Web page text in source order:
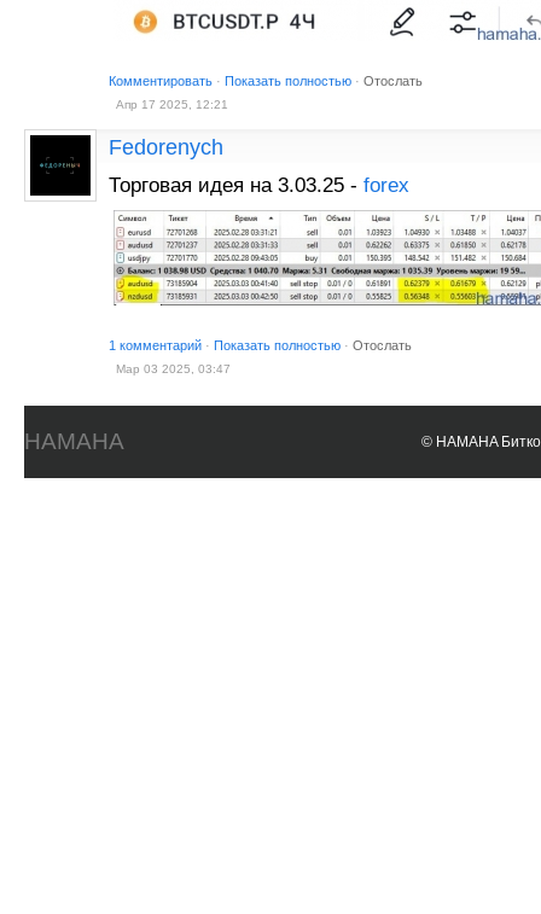
Комментировать · Показать полностью · Отослать
Апр 17 2025, 12:21
Fedorenych
Торговая идея на 3.03.25 - forex
1 комментарий · Показать полностью · Отослать
Мар 03 2025, 03:47
HAMAHA © HAMAHA